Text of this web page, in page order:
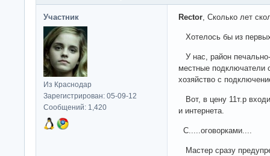
Участник
Из Краснодар
Зарегистрирован: 05-09-12
Сообщений: 1,420
Rector , Сколько лет
Хотелось бы из
У нас, район
местные подключатели
хозяйство с
Вот, в цену 11т.р
и интернета.
С.....оговорками....
Мастер сразу